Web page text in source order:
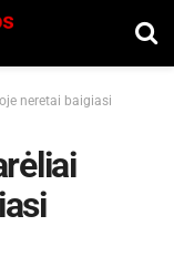
neretai baigiasi